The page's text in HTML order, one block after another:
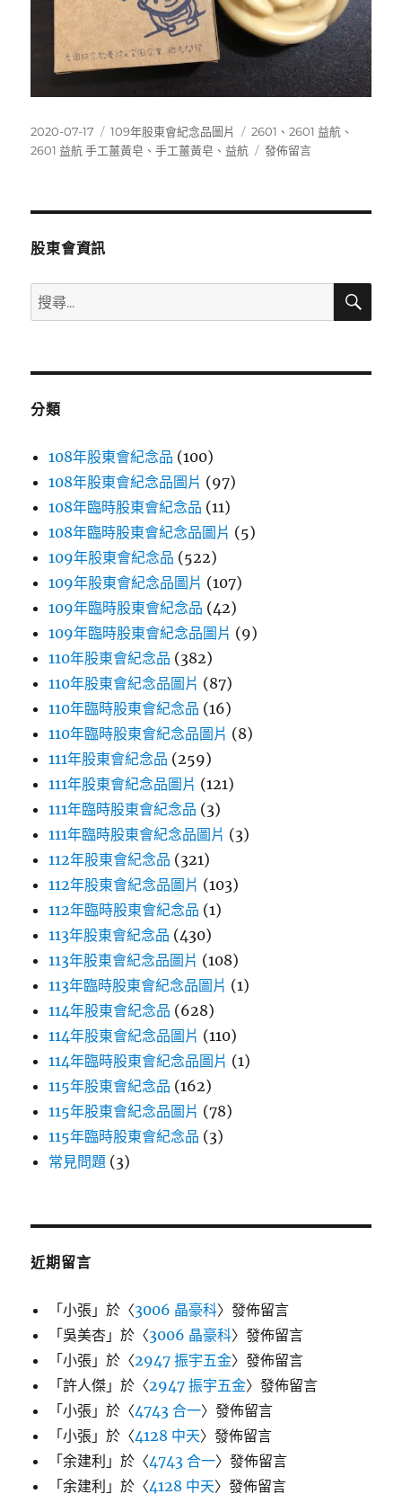
發
佈
2020-07-17
分
類
109年股東會紀念品圖片
標
籤
2601 、2601 益航 、
2601 益航 手工薑黃皂 、手工薑黃皂 、 益航
在
黃
發佈留言
股東會資訊
搜
尋
鍵
搜
分類
108年股東會紀念品 (100)
108年股東會紀念品圖片 (97)
108年臨時股東會紀念品 (11)
108年臨時股東會紀念品圖片 (5)
109年股東會紀念品 (522)
109年股東會紀念品圖片 (107)
109年臨時股東會紀念品 (42)
109年臨時股東會紀念品圖片 (9)
110年股東會紀念品 (382)
110年股東會紀念品圖片 (87)
110年臨時股東會紀念品 (16)
110年臨時股東會紀念品圖片 (8)
111年股東會紀念品 (259)
111年股東會紀念品圖片 (121)
111年臨時股東會紀念品 (3)
111年臨時股東會紀念品圖片 (3)
112年股東會紀念品 (321)
112年股東會紀念品圖片 (103)
112年臨時股東會紀念品 (1)
113年股東會紀念品 (430)
113年股東會紀念品圖片 (108)
113年臨時股東會紀念品圖片 (1)
114年股東會紀念品 (628)
114年股東會紀念品圖片 (110)
114年臨時股東會紀念品圖片 (1)
115年股東會紀念品 (162)
115年股東會紀念品圖片 (78)
115年臨時股東會紀念品 (3)
常見問題 (3)
近期留言
「小張 」於〈3006 晶豪科〉發佈留言
「吳美杏 」於〈3006 晶豪科〉發佈留言
「小張 」於〈2947 振宇五金〉發佈留言
「許人傑 」於〈2947 振宇五金〉發佈留言
「小張 」於〈4743 合一〉發佈留言
「小張 」於〈4128 中天〉發佈留言
「余建利 」於〈4743 合一〉發佈留言
「余建利 」於〈4128 中天〉發佈留言